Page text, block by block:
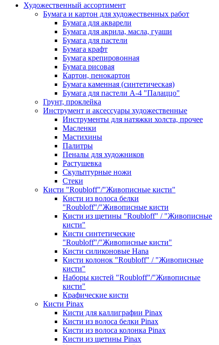
Художественный ассортимент
Бумага и картон для художественных работ
Бумага для акварели
Бумага для акрила, масла, гуаши
Бумага для пастели
Бумага крафт
Бумага крепировонная
Бумага рисовая
Картон, пенокартон
Бумага каменная (синтетическая)
Бумага для пастели А-4 "Палаццо"
Грунт, проклейка
Инструмент и аксессуары художественные
Инструменты для натяжки холста, прочее
Масленки
Мастихины
Палитры
Пеналы для художников
Растушевка
Скульптурные ножи
Стеки
Кисти "Roubloff"/"Живописные кисти"
Кисти из волоса белки
"Roubloff"/"Живописные кисти
Кисти из щетины "Roubloff" / "Живописные
кисти"
Кисти синтетические
"Roubloff"/"Живописные кисти"
Кисти силиконовые Hana
Кисти колонок "Roubloff" / "Живописные
кисти"
Наборы кистей "Roubloff"/"Живописные
кисти"
Крафические кисти
Кисти Pinax
Кисти для каллиграфии Pinax
Кисти из волоса белки Pinax
Кисти из волоса колонка Pinax
Кисти из щетины Pinax